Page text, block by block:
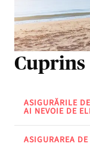
Cuprins
ASIGURĂRILE
AI NEVOIE DE
ASIGURAREA